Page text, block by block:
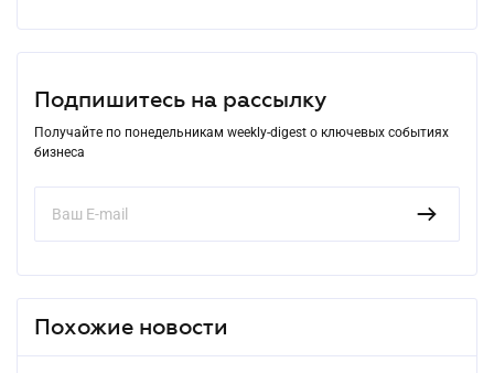
Подпишитесь на рассылку
Получайте по понедельникам weekly-digest о ключевых событиях
бизнеса
Похожие новости